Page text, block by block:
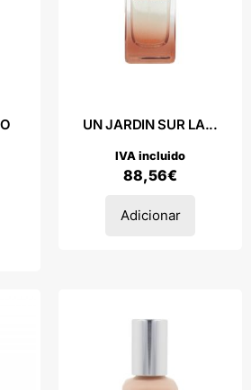
UN JARDIN SUR LA...
88,56€
IVA incluido
Adicionar